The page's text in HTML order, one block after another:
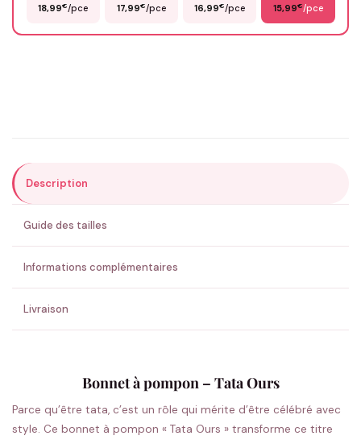
ENVOYER MA DEMANDE ✨
💚 Retour sous 24-48h🇫🇷 Flocage en France✅ Validation avant fabrication
18,99€/pce 17,99€/pce 16,99€/pce 15,99€/pce
Description
Guide des tailles
Informations complémentaires
Livraison
Bonnet à pompon – Tata Ours
Parce qu’être tata, c’est un rôle qui mérite d’être célébré avec
style. Ce bonnet à pompon « Tata Ours » transforme ce titre